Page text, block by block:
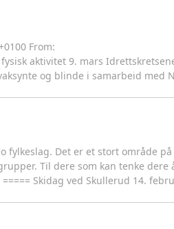
From:
aktivitet 9. mars
og blinde i samarbeid med
fylkeslag. Det er et stort område på
Til dere som kan tenke dere
Skidag ved Skullerud 14.